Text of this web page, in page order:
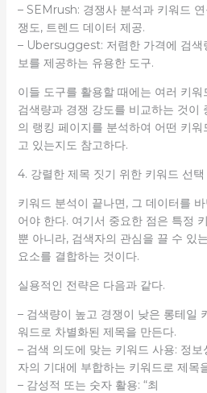
– SEMrush: 경쟁사 분석과 키워드
쟁도, 트렌드 데이터 제공.
– Ubersuggest: 저렴한 가격에 검색
보를 제공하는 유용한 도구.
이들 도구를 활용할 때에는 여러 키
검색량과 경쟁 강도를 비교하는 것이
의 랭킹 페이지를 분석하여 어떤 키
고 있는지도 참고하다.
4. 강렬한 제목 짓기 위한 키워드 선택
키워드 분석이 끝나면, 그 데이터를
어야 한다. 여기서 중요한 점은 특정
뿐 아니라, 검색자의 관심을 끌 수 있
요소를 결합하는 것이다.
실용적인 전략은 다음과 같다.
– 검색량이 높고 경쟁이 낮은 롱테일
워드로 차별화된 제목을 만든다.
– 검색 의도에 맞는 키워드 사용: 정
자의 기대에 부합하는 키워드로 제목
– 감성적 또는 숫자 활용: “최